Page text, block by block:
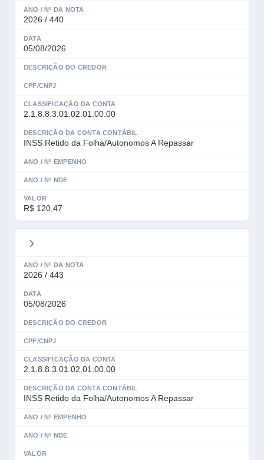
ANO / Nº DA NOTA
2026 / 440
DATA
05/08/2026
DESCRIÇÃO DO CREDOR
CPF/CNPJ
CLASSIFICAÇÃO DA CONTA
2.1.8.8.3.01.02.01.00.00
DESCRIÇÃO DA CONTA CONTÁBIL
INSS Retido da Folha/Autonomos A Repassar
ANO / Nº EMPENHO
ANO / Nº NDE
VALOR
R$ 120,47
ANO / Nº DA NOTA
2026 / 443
DATA
05/08/2026
DESCRIÇÃO DO CREDOR
CPF/CNPJ
CLASSIFICAÇÃO DA CONTA
2.1.8.8.3.01.02.01.00.00
DESCRIÇÃO DA CONTA CONTÁBIL
INSS Retido da Folha/Autonomos A Repassar
ANO / Nº EMPENHO
ANO / Nº NDE
VALOR